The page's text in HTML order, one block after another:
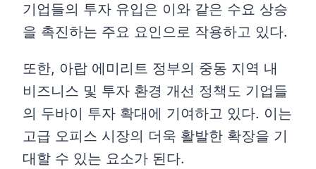
기업들의 투자 유입은 이와 같은 수요 상승
을 촉진하는 주요 요인으로 작용하고 있다.
또한, 아랍 에미리트 정부의 중동 지역 내
비즈니스 및 투자 환경 개선 정책도 기업들
의 두바이 투자 확대에 기여하고 있다. 이는
고급 오피스 시장의 더욱 활발한 확장을 기
대할 수 있는 요소가 된다.